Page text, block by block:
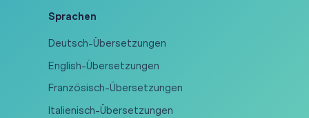
Sprachen
Deutsch-Übersetzungen
English-Übersetzungen
Französisch-Übersetzungen
Italienisch-Übersetzungen